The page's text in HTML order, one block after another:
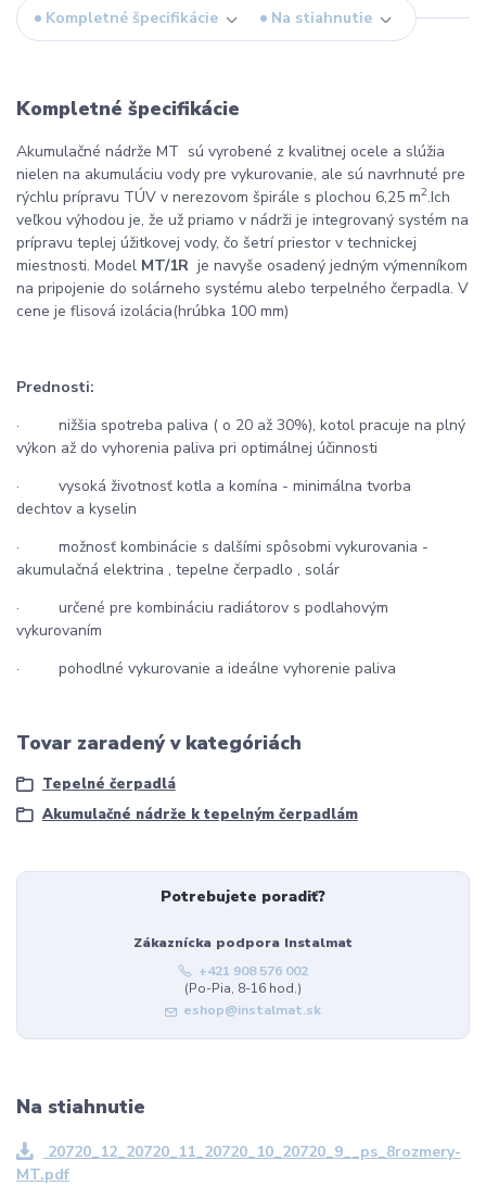
Kompletné špecifikácie Na stiahnutie
Kompletné špecifikácie
Akumulačné nádrže MT sú vyrobené z kvalitnej ocele a slúžia
nielen na akumuláciu vody pre vykurovanie, ale sú navrhnuté pre
rýchlu prípravu TÚV v nerezovom špirále s plochou 6,25 m2.Ich
veľkou výhodou je, že už priamo v nádrži je integrovaný systém na
prípravu teplej úžitkovej vody, čo šetrí priestor v technickej
miestnosti. Model MT/1R je navyše osadený jedným výmenníkom
na pripojenie do solárneho systému alebo terpelného čerpadla. V
cene je flisová izolácia(hrúbka 100 mm)
Prednosti:
· nižšia spotreba paliva ( o 20 až 30%), kotol pracuje na plný
výkon až do vyhorenia paliva pri optimálnej účinnosti
· vysoká životnosť kotla a komína - minimálna tvorba
dechtov a kyselin
· možnosť kombinácie s dalšími spôsobmi vykurovania -
akumulačná elektrina , tepelne čerpadlo , solár
· určené pre kombináciu radiátorov s podlahovým
vykurovaním
· pohodlné vykurovanie a ideálne vyhorenie paliva
Tovar zaradený v kategóriách
Tepelné čerpadlá
Akumulačné nádrže k tepelným čerpadlám
Potrebujete poradiť?
Zákaznícka podpora Instalmat
+421 908 576 002
(Po-Pia, 8-16 hod.)
eshop@instalmat.sk
Na stiahnutie
20720_12_20720_11_20720_10_20720_9__ps_8rozmery-
MT.pdf